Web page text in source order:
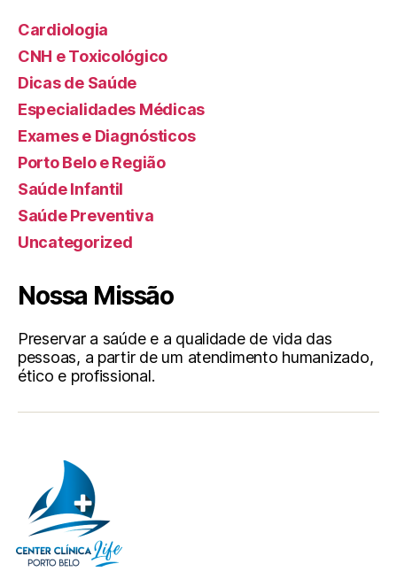
Cardiologia
CNH e Toxicológico
Dicas de Saúde
Especialidades Médicas
Exames e Diagnósticos
Porto Belo e Região
Saúde Infantil
Saúde Preventiva
Uncategorized
Nossa Missão
Preservar a saúde e a qualidade de vida das
pessoas, a partir de um atendimento humanizado,
ético e profissional.